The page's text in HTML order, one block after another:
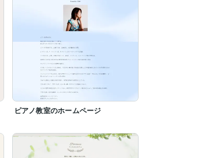
ピアノ教室のホームページ